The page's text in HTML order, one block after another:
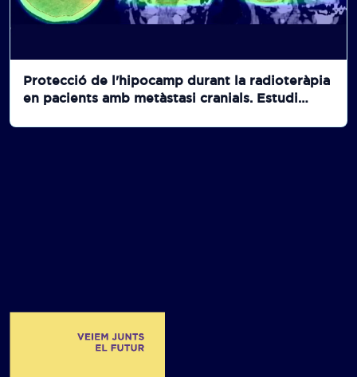
Protecció de l'hipocamp durant la radioteràpia
en pacients amb metàstasi cranials. Estudi
protecció de l'hipocamp més memantina i RDT